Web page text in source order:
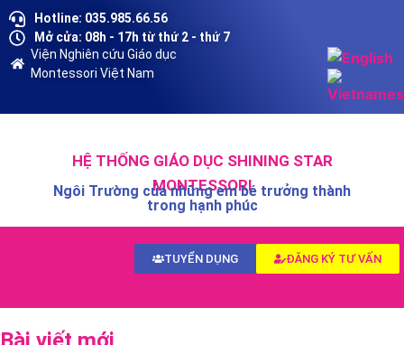
Hotline: 035.985.66.56
Mở cửa: 08h - 17h từ thứ 2 - thứ 7
Viện Nghiên cứu Giáo dục
Montessori Việt Nam
HỆ THỐNG GIÁO DỤC SHINING STAR
MONTESSORI
Ngôi Trường của những em bé trưởng thành
trong hạnh phúc
ĐĂNG KÝ TƯ VẤN
TUYỂN DỤNG